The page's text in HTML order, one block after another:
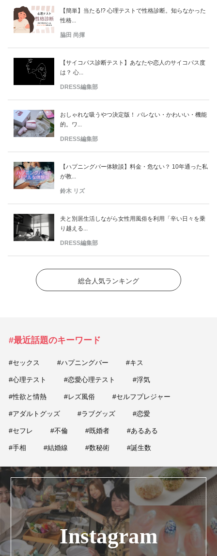
【簡単】当たる!? 心理テストで性格診断。知らなかった
性格...
脇田 尚揮
【サイコパス診断テスト】あなたや恋人のサイコパス度
は？ 心...
DRESS編集部
おしゃれな吸うやつ決定版！ バレない・かわいい・機能
的。ワ...
DRESS編集部
【ハプニングバー体験談】料金・危ない？ 10年通った私
が教...
鈴木 リズ
夫と別居生活しながら女性用風俗を利用「辛い日々を乗
り越える...
DRESS編集部
総合人気ランキング
#最近話題のキーワード
#セックス #ハプニングバー #キス
#心理テスト #恋愛心理テスト #浮気
#性欲と情熱 #レズ風俗 #セルフプレジャー
#アダルトグッズ #ラブグッズ #恋愛
#セフレ #不倫 #既婚者 #あるある
#手相 #結婚線 #数秘術 #誕生数
Instagram